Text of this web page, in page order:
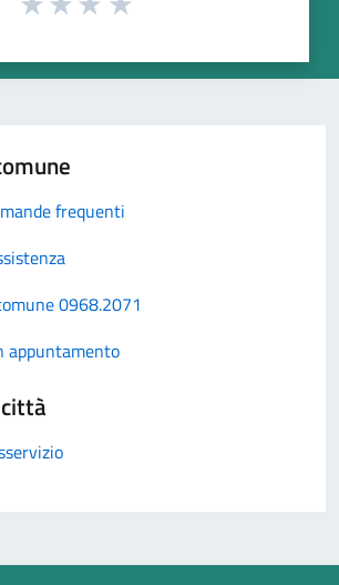
frequenti
0968.2071
appuntamento